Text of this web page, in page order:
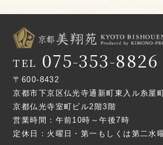
TEL 075-353-8826
〒600-8432
京都市下京区仏光寺通新町東入ル糸屋
京都仏光寺室町ビル2階3階
営業時間：午前10時～午後7時
定休日：火曜日・第一もしくは第二水